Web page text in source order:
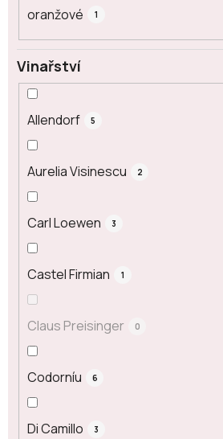
oranžové 1
Vinařství
Allendorf 5
Aurelia Visinescu 2
Carl Loewen 3
Castel Firmian 1
Claus Preisinger 0
Codorníu 6
Di Camillo 3